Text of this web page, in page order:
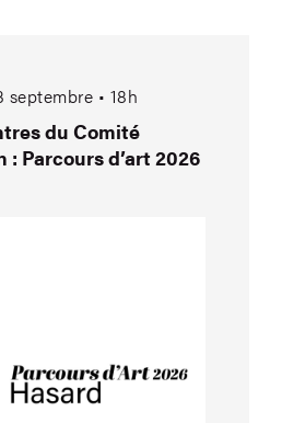
septembre • 18h
du Comité
: Parcours d’art 2026